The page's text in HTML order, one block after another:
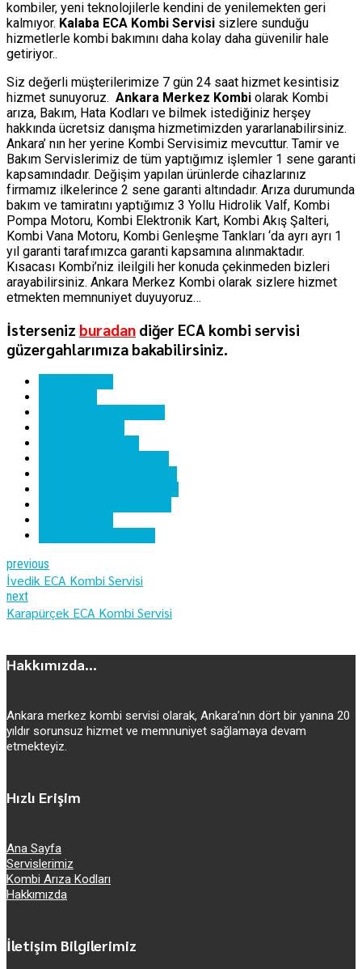
kombiler, yeni teknolojilerle kendini de yenilemekten geri
kalmıyor. Kalaba ECA Kombi Servisi sizlere sunduğu
hizmetlerle kombi bakımını daha kolay daha güvenilir hale
getiriyor..
Siz değerli müşterilerimize 7 gün 24 saat hizmet kesintisiz
hizmet sunuyoruz. Ankara Merkez Kombi olarak Kombi
arıza, Bakım, Hata Kodları ve bilmek istediğiniz herşey
hakkında ücretsiz danışma hizmetimizden yararlanabilirsiniz.
Ankara’ nın her yerine Kombi Servisimiz mevcuttur. Tamir ve
Bakım Servislerimiz de tüm yaptığımız işlemler 1 sene garanti
kapsamındadır. Değişim yapılan ürünlerde cihazlarınız
firmamız ilkelerince 2 sene garanti altındadır. Arıza durumunda
bakım ve tamiratını yaptığımız 3 Yollu Hidrolik Valf, Kombi
Pompa Motoru, Kombi Elektronik Kart, Kombi Akış Şalteri,
Kombi Vana Motoru, Kombi Genleşme Tankları ‘da ayrı ayrı 1
yıl garanti tarafımızca garanti kapsamına alınmaktadır.
Kısacası Kombi’niz ileilgili her konuda çekinmeden bizleri
arayabilirsiniz. Ankara Merkez Kombi olarak sizlere hizmet
etmekten memnuniyet duyuyoruz…
İsterseniz buradan diğer ECA kombi servisi
güzergahlarımıza bakabilirsiniz.
previous
İvedik ECA Kombi Servisi
next
Karapürçek ECA Kombi Servisi
Hakkımızda...
Ankara merkez kombi servisi olarak, Ankara’nın dört bir yanına 20
yıldır sorunsuz hizmet ve memnuniyet sağlamaya devam
etmekteyiz.
Hızlı Erişim
Ana Sayfa
Servislerimiz
Kombi Arıza Kodları
Hakkımızda
İletişim Bilgilerimiz